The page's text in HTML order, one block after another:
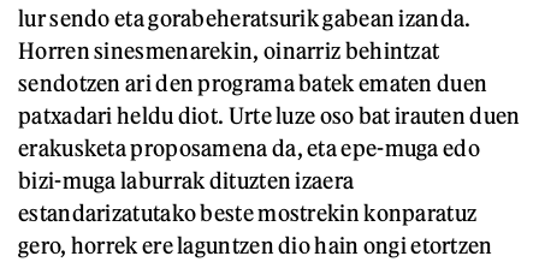
lur sendo eta gorabeheratsurik gabean izanda.
Horren sinesmenarekin, oinarriz behintzat
sendotzen ari den programa batek ematen duen
patxadari heldu diot. Urte luze oso bat irauten duen
erakusketa proposamena da, eta epe-muga edo
bizi-muga laburrak dituzten izaera
estandarizatutako beste mostrekin konparatuz
gero, horrek ere laguntzen dio hain ongi etortzen